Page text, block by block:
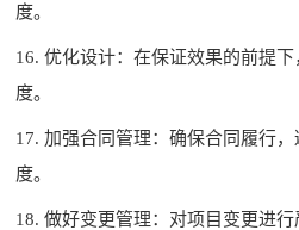
度。
16. 优化设计：在保证效果的前提
度。
17. 加强合同管理：确保合同履行
度。
18. 做好变更管理：对项目变更进行